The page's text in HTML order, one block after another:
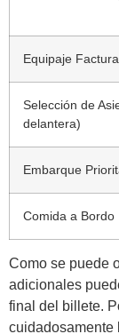
Equipaje
Selección de
delantera)
Embarque
Comida a Bordo
Como se puede
adicionales
final del billete.
cuidadosamente